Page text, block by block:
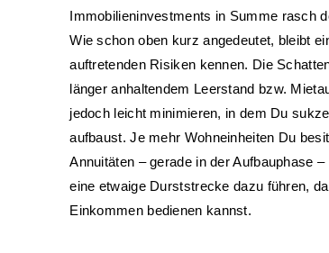
Immobilieninvestments in Summe rasch
Wie schon oben kurz angedeutet, bleibt
auftretenden Risiken kennen. Die
länger anhaltendem Leerstand bzw.
jedoch leicht minimieren, in dem Du
aufbaust. Je mehr Wohneinheiten Du
Annuitäten – gerade in der Aufbauphase
eine etwaige Durststrecke dazu führen,
Einkommen bedienen kannst.